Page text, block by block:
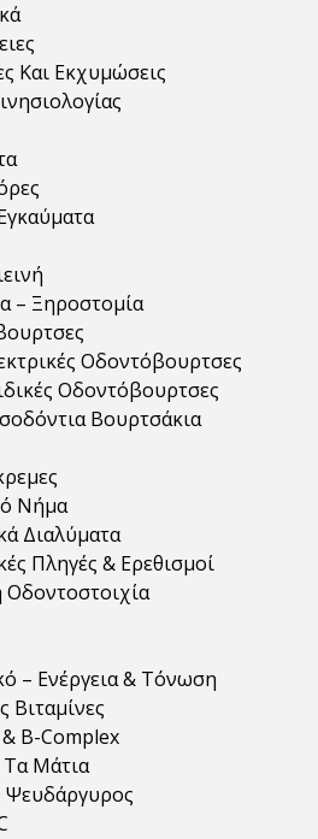
Και Εκχυμώσεις
– Ξηροστομία
Οδοντόβουρτσες
Οδοντόβουρτσες
Βουρτσάκια
Νήμα
Διαλύματα
Πληγές & Ερεθισμοί
Οδοντοστοιχία
– Ενέργεια & Τόνωση
Βιταμίνες
& Β-Complex
Τα Μάτια
Ψευδάργυρος